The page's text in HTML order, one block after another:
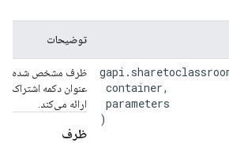
توضیحات
container,
parameters
)
ظرف مشخص شده را
عنوان دکمه
ارائه می‌کند.
ظرف